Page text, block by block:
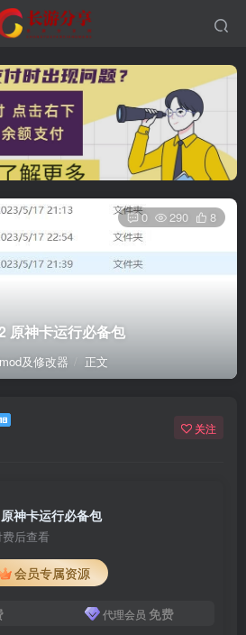
原神卡运行必备包
及修改器 正文
0 290 8
关注
神卡运行必备包
后查看
会员专属资源
代理会员 免费